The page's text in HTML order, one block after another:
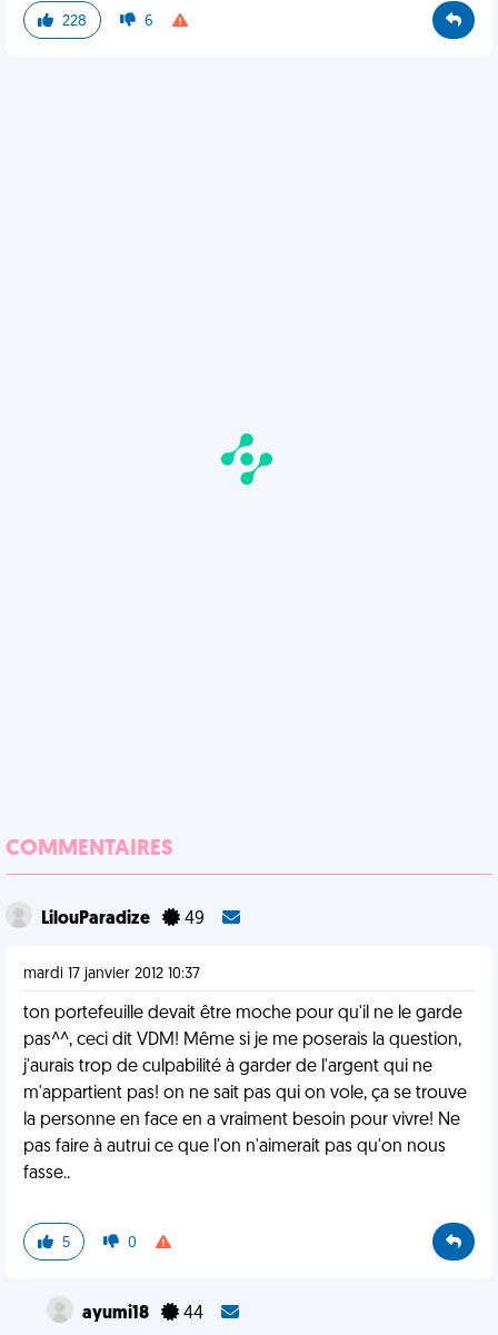
228 6
COMMENTAIRES
LilouParadize 49
mardi 17 janvier 2012 10:37
ton portefeuille devait être moche pour qu'il ne le garde
pas^^, ceci dit VDM! Même si je me poserais la question,
j'aurais trop de culpabilité à garder de l'argent qui ne
m'appartient pas! on ne sait pas qui on vole, ça se trouve
la personne en face en a vraiment besoin pour vivre! Ne
pas faire à autrui ce que l'on n'aimerait pas qu'on nous
fasse..
5 0
ayumi18 44